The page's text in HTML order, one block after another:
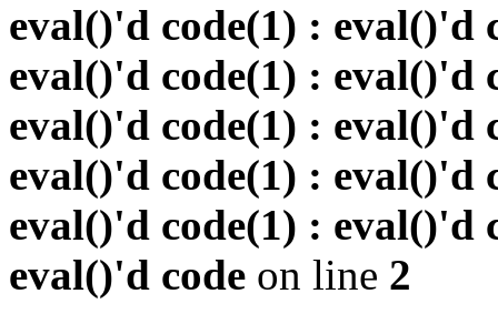
eval()'d code(1) : eval()'d
eval()'d code(1) : eval()'d
eval()'d code(1) : eval()'d
eval()'d code(1) : eval()'d
eval()'d code(1) : eval()'d
eval()'d code on line 2